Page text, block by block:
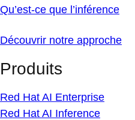
Qu’est-ce que l’inférence
Découvrir notre approche
Produits
Red Hat AI Enterprise
Red Hat AI Inference